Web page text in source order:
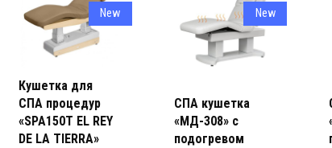
New
Кушетка для
СПА процедур
«SPA150T EL REY
DE LA TIERRA»
New
СПА кушетка
«МД-308» с
подогревом